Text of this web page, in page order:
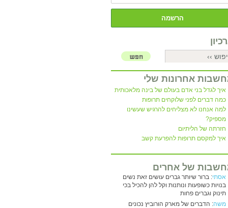
אחרונות שלי
איך לגדל בני אדם בעולם של בינה מלאכותית
כמה דברים לפני שלוקחים תרופות
למה אנחנו לא מצליחים להרגיש שעשינו
מספיק?
חזרתה של הליתיום
איך למקסם תרופות להפרעת קשב
של אחרים
אסתי: ברור שיותר גברים עושים זאת נשים
בנויות כשופעות ונותנות וקל להן להכיל בכי
תינוק וגברים פחות
משה: הדברים של מארק הורוביץ נכונים